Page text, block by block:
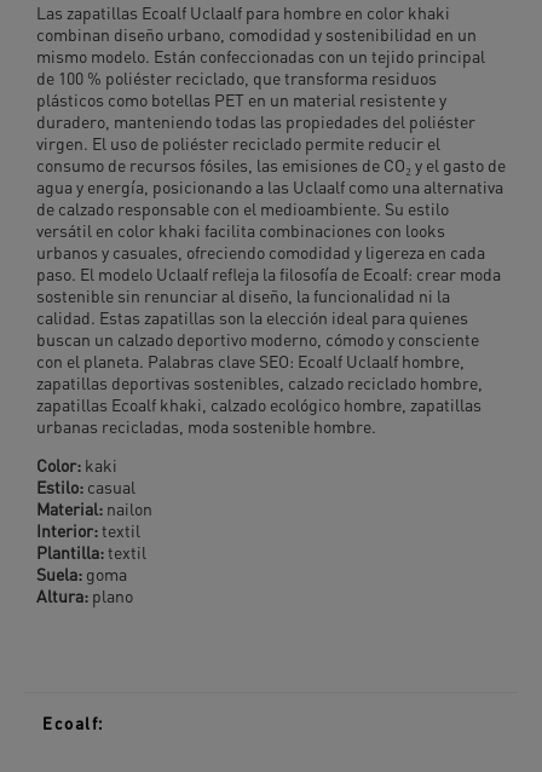
Las zapatillas Ecoalf Uclaalf para hombre en color khaki
combinan diseño urbano, comodidad y sostenibilidad en un
mismo modelo. Están confeccionadas con un tejido principal
de 100 % poliéster reciclado, que transforma residuos
plásticos como botellas PET en un material resistente y
duradero, manteniendo todas las propiedades del poliéster
virgen. El uso de poliéster reciclado permite reducir el
consumo de recursos fósiles, las emisiones de CO₂ y el gasto de
agua y energía, posicionando a las Uclaalf como una alternativa
de calzado responsable con el medioambiente. Su estilo
versátil en color khaki facilita combinaciones con looks
urbanos y casuales, ofreciendo comodidad y ligereza en cada
paso. El modelo Uclaalf refleja la filosofía de Ecoalf: crear moda
sostenible sin renunciar al diseño, la funcionalidad ni la
calidad. Estas zapatillas son la elección ideal para quienes
buscan un calzado deportivo moderno, cómodo y consciente
con el planeta. Palabras clave SEO: Ecoalf Uclaalf hombre,
zapatillas deportivas sostenibles, calzado reciclado hombre,
zapatillas Ecoalf khaki, calzado ecológico hombre, zapatillas
urbanas recicladas, moda sostenible hombre.
Color: kaki
Estilo: casual
Material: nailon
Interior:textil
Plantilla:textil
Suela: goma
Altura: plano
Ecoalf: